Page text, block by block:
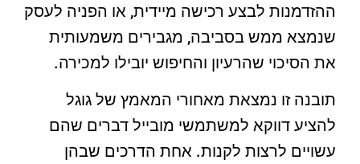
ההזדמנות לבצע רכישה מיידית, או הפניה לעסק
שנמצא ממש בסביבה, מגבירים משמעותית
את הסיכוי שהרעיון והחיפוש יובילו למכירה.
תובנה זו נמצאת מאחורי המאמץ של גוגל
להציע דווקא למשתמשי מובייל דברים שהם
עשויים לרצות לקנות. אחת הדרכים שבהן